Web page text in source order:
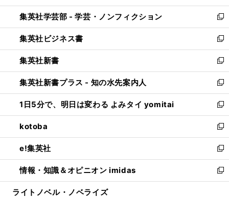
開
く
ウ
で
開
く
ン
ド
ウ
で
開
く
ウ
ィ
ン
ド
ウ
で
開
く
集英社学芸部 - 学芸・ノンフィクション
新
し
い
ウ
ィ
ン
ド
ウ
で
開
く
集英社ビジネス書
新
し
い
ウ
ィ
ン
ド
ウ
で
開
く
集英社新書
新
し
い
ウ
ィ
ン
ド
ウ
で
開
く
集英社新書プラス - 知の水先案内人
新
し
い
ウ
ィ
ン
ド
ウ
で
開
1日5分で、明日は変わる よみタイ yomitai
新
し
い
ウ
ィ
ン
ド
ウ
kotoba
新
し
い
ウ
ィ
ン
e!集英社
新
し
い
ウ
情報・知識＆オピニオン imidas
新
し
ライトノベル・ノベライズ